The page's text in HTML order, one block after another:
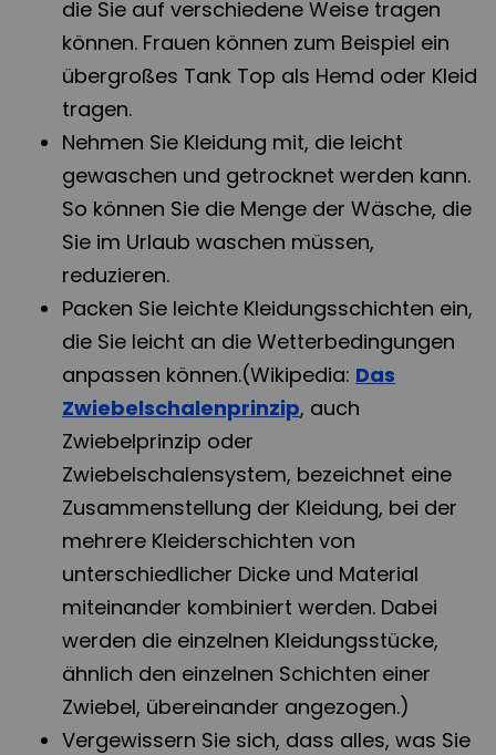
die Sie auf verschiedene Weise tragen
können. Frauen können zum Beispiel ein
übergroßes Tank Top als Hemd oder Kleid
tragen.
Nehmen Sie Kleidung mit, die leicht
gewaschen und getrocknet werden kann.
So können Sie die Menge der Wäsche, die
Sie im Urlaub waschen müssen,
reduzieren.
Packen Sie leichte Kleidungsschichten ein,
die Sie leicht an die Wetterbedingungen
anpassen können.(Wikipedia: Das
Zwiebelschalenprinzip, auch
Zwiebelprinzip oder
Zwiebelschalensystem, bezeichnet eine
Zusammenstellung der Kleidung, bei der
mehrere Kleiderschichten von
unterschiedlicher Dicke und Material
miteinander kombiniert werden. Dabei
werden die einzelnen Kleidungsstücke,
ähnlich den einzelnen Schichten einer
Zwiebel, übereinander angezogen.)
Vergewissern Sie sich, dass alles, was Sie